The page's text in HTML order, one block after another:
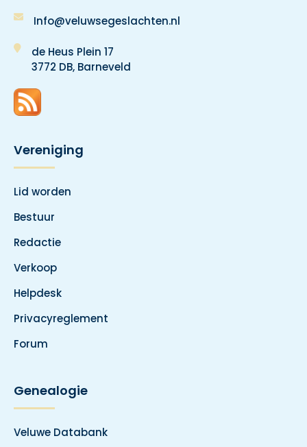
Info@veluwsegeslachten.nl
de Heus Plein 17
3772 DB, Barneveld
Vereniging
Lid worden
Bestuur
Redactie
Verkoop
Helpdesk
Privacyreglement
Forum
Genealogie
Veluwe Databank